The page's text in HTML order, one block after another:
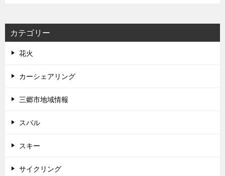
カテゴリー
花火
カーシェアリング
三郷市地域情報
スバル
スキー
サイクリング